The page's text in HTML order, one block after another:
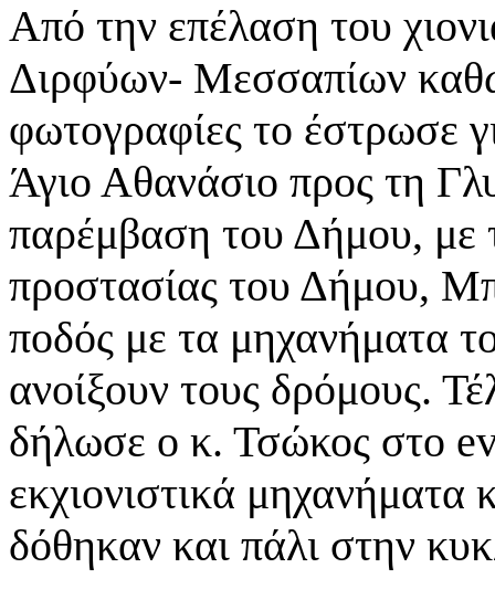
Από την επέλαση του
Διρφύων- Μεσσαπίων
φωτογραφίες το έστρωσε
Άγιο Αθανάσιο προς τη
παρέμβαση του Δήμου, με
προστασίας του Δήμου,
ποδός με τα μηχανήματα
ανοίξουν τους δρόμους.
δήλωσε ο κ. Τσώκος στο
εκχιονιστικά μηχανήματα
δόθηκαν και πάλι στην